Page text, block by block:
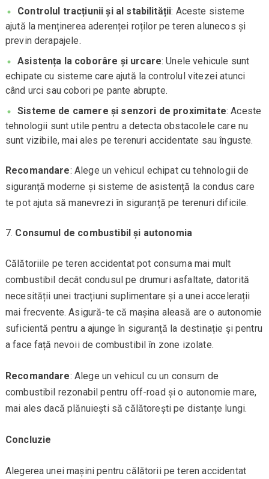
Controlul tracțiunii și al stabilității: Aceste sisteme
ajută la menținerea aderenței roților pe teren alunecos și
previn derapajele.
Asistența la coborâre și urcare: Unele vehicule sunt
echipate cu sisteme care ajută la controlul vitezei atunci
când urci sau cobori pe pante abrupte.
Sisteme de camere și senzori de proximitate: Aceste
tehnologii sunt utile pentru a detecta obstacolele care nu
sunt vizibile, mai ales pe terenuri accidentate sau înguste.
Recomandare: Alege un vehicul echipat cu tehnologii de
siguranță moderne și sisteme de asistență la condus care
te pot ajuta să manevrezi în siguranță pe terenuri dificile.
Consumul de combustibil și autonomia
Călătoriile pe teren accidentat pot consuma mai mult
combustibil decât condusul pe drumuri asfaltate, datorită
necesității unei tracțiuni suplimentare și a unei accelerații
mai frecvente. Asigură-te că mașina aleasă are o autonomie
suficientă pentru a ajunge în siguranță la destinație și pentru
a face față nevoii de combustibil în zone izolate.
Recomandare: Alege un vehicul cu un consum de
combustibil rezonabil pentru off-road și o autonomie mare,
mai ales dacă plănuiești să călătorești pe distanțe lungi.
Concluzie
Alegerea unei mașini pentru călătorii pe teren accidentat